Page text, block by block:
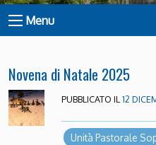
Menu
Novena di Natale 2025
PUBBLICATO IL 12
Unità Pastorale